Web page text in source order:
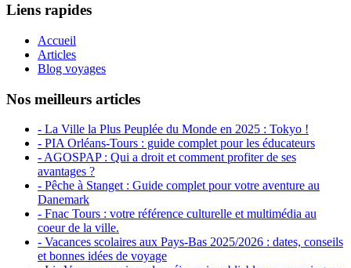
Liens rapides
Accueil
Articles
Blog voyages
Nos meilleurs articles
- La Ville la Plus Peuplée du Monde en 2025 : Tokyo !
- PIA Orléans-Tours : guide complet pour les éducateurs
- AGOSPAP : Qui a droit et comment profiter de ses
avantages ?
- Pêche à Stanget : Guide complet pour votre aventure au
Danemark
- Fnac Tours : votre référence culturelle et multimédia au
coeur de la ville.
- Vacances scolaires aux Pays-Bas 2025/2026 : dates, conseils
et bonnes idées de voyage